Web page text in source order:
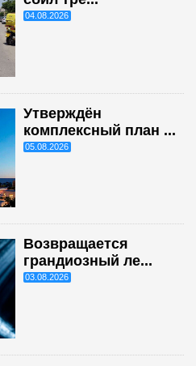
04.08.2026
Утверждён
комплексный план ...
05.08.2026
Возвращается
грандиозный ле...
03.08.2026